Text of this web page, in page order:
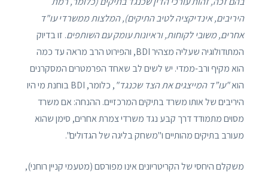
היריבים, אינדיקציה לטיב התיקים), המלצות ממשרדי עו"ד
אחרים, משובי לקוחות, וראיונות עומק עם השותפים. זו בדיוק
המתודולוגיה שעליה מצהיר BDI, והפירוט הרב מראה עד כמה
הוא מקיף ורב-ממדי. יש לשים לב שאחד הפרמטרים המסקרנים
הוא"עו”ד המייצגים את הצד שכנגד"
, כלומר, BDI בוחנת מי היו
היריבים של אותו משרד בתיקים המרכזיים. ההנחה: אם משרד
מסוים מתמודד דרך קבע נגד משרדי צמרת אחרים, סימן שהוא
מעורב בתיקים מהותיים ו"משחק בליגה של הגדולים".
משקלם היחסי של הקריטריונים אינו מפורסם (מטעמי קניין רוחני),